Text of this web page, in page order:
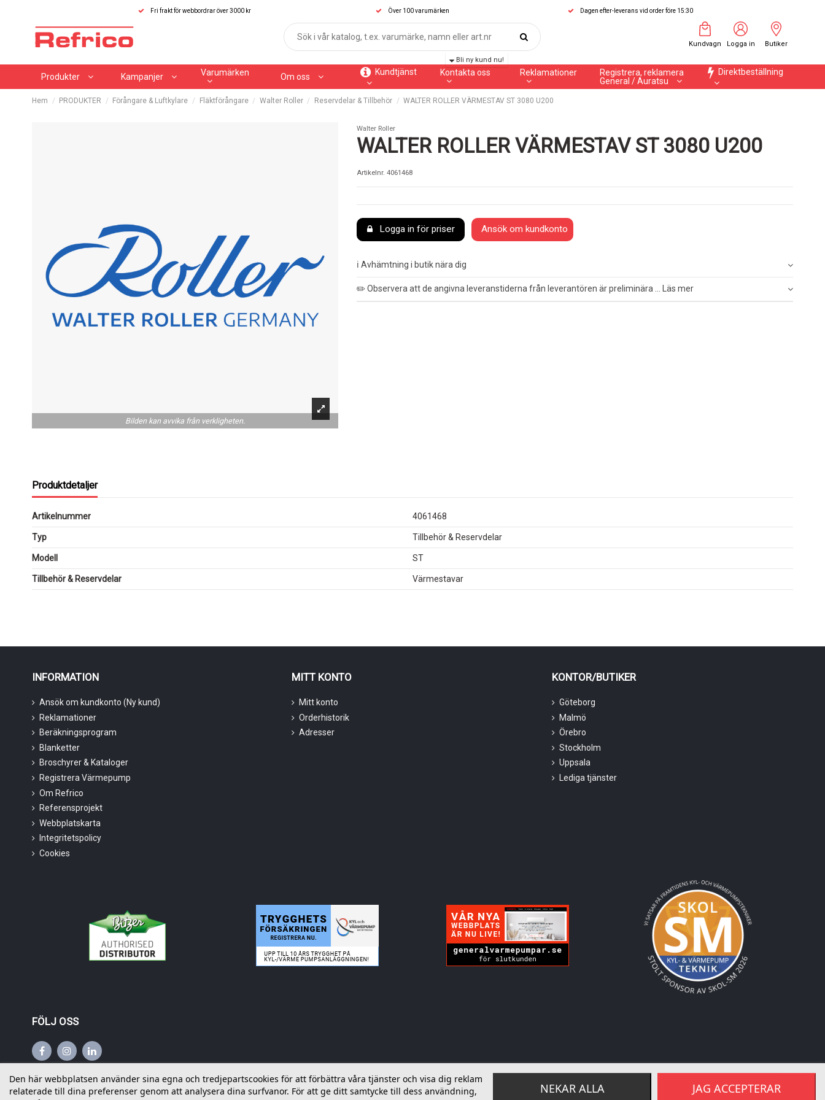
Fri frakt för webbordrar över 3000 kr Över 100 varumärken Dagen efter-leverans vid order före 15:30
Kundvagn Logga in Butiker
Produkter Kampanjer Varumärken Om oss
Kundtjänst Kontakta oss
Bli ny kund nu!
Reklamationer
Registrera, reklamera
General / Auratsu
Direktbeställning
Hem PRODUKTER Förångare & Luftkylare Fläktförångare Walter Roller Reservdelar & Tillbehör WALTER ROLLER VÄRMESTAV ST 3080 U200
Bilden kan avvika från verkligheten.
Walter Roller
WALTER ROLLER VÄRMESTAV ST 3080 U200
Artikelnr. 4061468
Logga in för priser Ansök om kundkonto
ℹ️ Avhämtning i butik nära dig
✏️ Observera att de angivna leveranstiderna från leverantören är preliminära ... Läs mer
Produktdetaljer
Artikelnummer 4061468
Typ Tillbehör & Reservdelar
Modell ST
Tillbehör & Reservdelar Värmestavar
INFORMATION
Ansök om kundkonto (Ny kund)
Reklamationer
Beräkningsprogram
Blanketter
Broschyrer & Kataloger
Registrera Värmepump
Om Refrico
Referensprojekt
Webbplatskarta
Integritetspolicy
Cookies
MITT KONTO
Mitt konto
Orderhistorik
Adresser
KONTOR/BUTIKER
Göteborg
Malmö
Örebro
Stockholm
Uppsala
Lediga tjänster
Den här webbplatsen använder sina egna och tredjepartscookies för att förbättra våra tjänster och visa dig reklam
relaterade till dina preferenser genom att analysera dina surfvanor. För att ge ditt samtycke till dess användning,
NEKAR ALLA JAG ACCEPTERAR
FÖLJ OSS